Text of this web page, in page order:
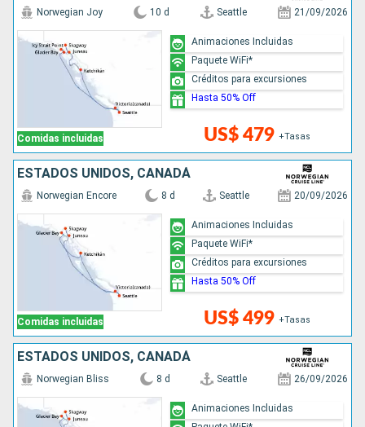
Comidas incluidas
Norwegian Joy 10 d Seattle 21/09/2026
US$ 479 +Tasas
Animaciones Incluidas
Paquete WiFi*
Créditos para excursiones
Hasta 50% Off
ESTADOS UNIDOS, CANADÁ
Comidas incluidas
Norwegian Encore 8 d Seattle 20/09/2026
US$ 499 +Tasas
Animaciones Incluidas
Paquete WiFi*
Créditos para excursiones
Hasta 50% Off
ESTADOS UNIDOS, CANADÁ
Norwegian Bliss 8 d Seattle 26/09/2026
Animaciones Incluidas